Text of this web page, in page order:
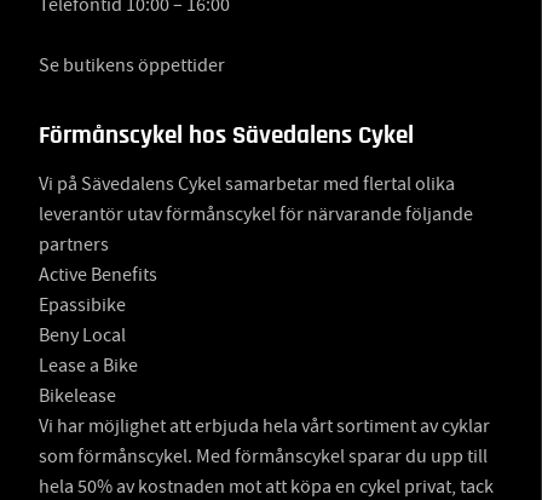
Telefontid 10:00 – 16:00
Se butikens öppettider
Förmånscykel hos Sävedalens Cykel
Vi på Sävedalens Cykel samarbetar med flertal olika
leverantör utav förmånscykel för närvarande följande
partners
Active Benefits
Epassibike
Beny Local
Lease a Bike
Bikelease
Vi har möjlighet att erbjuda hela vårt sortiment av cyklar
som förmånscykel. Med förmånscykel sparar du upp till
hela 50% av kostnaden mot att köpa en cykel privat, tack